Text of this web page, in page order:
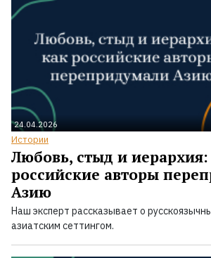
24.04.2026
Истории
Любовь, стыд и
российские авторы
Азию
Наш эксперт рассказывает о
азиатским сеттингом.